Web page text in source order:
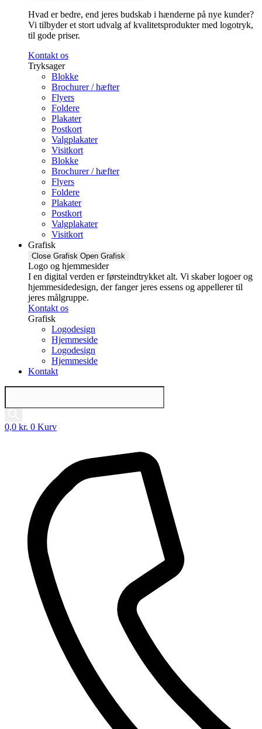
Hvad er bedre, end jeres budskab i hænderne på nye kunder?
Vi tilbyder et stort udvalg af kvalitetsprodukter med logotryk,
til gode priser.
Kontakt os
Tryksager
Blokke
Brochurer / hæfter
Flyers
Foldere
Plakater
Postkort
Valgplakater
Visitkort
Blokke
Brochurer / hæfter
Flyers
Foldere
Plakater
Postkort
Valgplakater
Visitkort
Grafisk
Close Grafisk Open Grafisk
Logo og hjemmesider
I en digital verden er førsteindtrykket alt. Vi skaber logoer og
hjemmesidedesign, der fanger jeres essens og appellerer til
jeres målgruppe.
Kontakt os
Grafisk
Logodesign
Hjemmeside
Logodesign
Hjemmeside
Kontakt
Products
0,0 kr. 0 Kurv